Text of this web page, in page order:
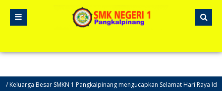
Besar SMKN 1 Pangkalpinang mengucapkan Selamat Hari Raya Idul